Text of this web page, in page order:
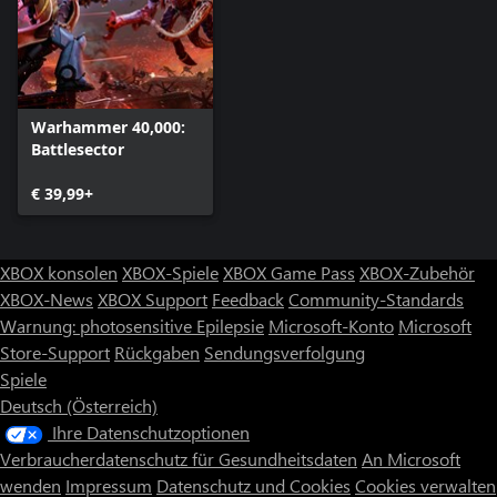
Warhammer 40,000:
Battlesector
€ 39,99+
XBOX konsolen XBOX-SpieleXBOX Game Pass XBOX-Zubehör
XBOX-News XBOX Support FeedbackCommunity-Standards
Warnung: photosensitive Epilepsie Microsoft-Konto Microsoft
Store-Support Rückgaben Sendungsverfolgung
Spiele
Deutsch (Österreich)
Ihre Datenschutzoptionen
Verbraucherdatenschutz für Gesundheitsdaten An Microsoft
wenden Impressum Datenschutz und Cookies Cookies verwalten